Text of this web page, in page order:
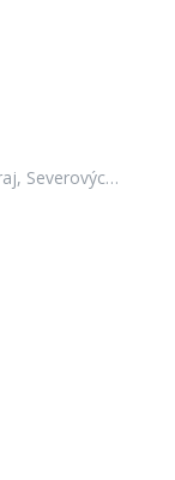
213, Benecko, okres Semily, Liberecký kraj, Severovýchod, 512 37, Česko